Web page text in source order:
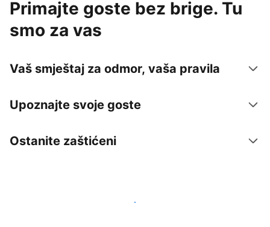
Primajte goste bez brige. Tu
smo za vas
Vaš smještaj za odmor, vaša pravila
Upoznajte svoje goste
Ostanite zaštićeni